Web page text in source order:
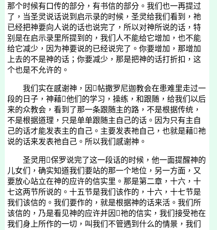
那个时候有口传的部分，有书信的部分。我们也一再提过
了，当圣灵说话说到启示录的时候，圣灵给我们看到，祂
已经把神要向人说的话也说完了，所以对神所说的话，特
别是在启示录里所提到的，我们人不能给它增加，也不能
给它减少，因为神要说的已经说完了。你要增加，那增加
上去的不是神的话；你要减少，那是把神的话打折扣，这
个也是不允许的。
我们实在感谢神，因帖撒罗尼迦教会在患难里走过一
段的日子，神藉他们的学习，操练，和跟随，给我们以后
来的众教会，看到了那一条跟随主的路，不是根据传统，
不是根据道理，只是单单跟随主自己的话。因为只有主自
己的话才能发表主的自己。主要发表祂自己，也就是藉祂
说的话来发表祂自己。所以我们感谢神。
圣灵用保罗说完了这一段话的时候，他一面提醒神的
儿女们，确实知道我们要站的那一个地位，另一方面，又
要放心站立在神的应许的信实里。那是第二章，十六，十
七这两节所说的。十五节是我们该作的，十六，十七节是
我们该信的。我们要作的，就是根据神的话来活。我们所
该信的，乃是看见神的应许并因祂的信实，我们接受祂在
我们身上所作的一切，叫我们不管遇到什么的情景，我们